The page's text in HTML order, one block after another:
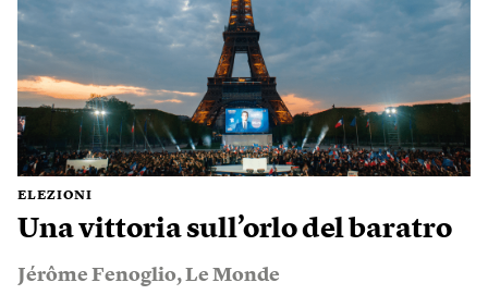
ELEZIONI
Una vittoria sull’orlo del baratro
Jérôme Fenoglio,Le Monde